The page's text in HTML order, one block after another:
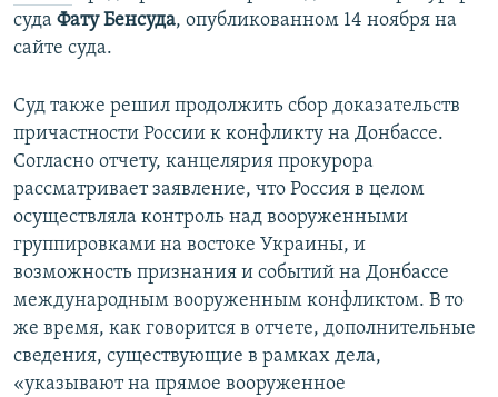
суда Фату Бенсуда, опубликованном 14 ноября на
сайте суда.
Суд также решил продолжить сбор доказательств
причастности России к конфликту на Донбассе.
Согласно отчету, канцелярия прокурора
рассматривает заявление, что Россия в целом
осуществляла контроль над вооруженными
группировками на востоке Украины, и
возможность признания и событий на Донбассе
международным вооруженным конфликтом. В то
же время, как говорится в отчете, дополнительные
сведения, существующие в рамках дела,
«указывают на прямое вооруженное